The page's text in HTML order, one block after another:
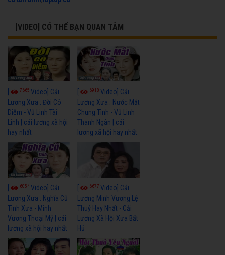
[VIDEO] CÓ THỂ BẠN QUAN TÂM
7665 Video] Cải
Lương Xưa : Đời Cô
Diễm - Vũ Linh Tài
Linh | cải lương xã hội
hay nhất
6918Video] Cải
Lương Xưa : Nước Mắt
Chung Tình - Vũ Linh
Thanh Ngân | cải
lương xã hội hay nhất
6054Video] Cải
Lương Xưa : Nghĩa Cũ
Tình Xưa - Minh
Vương Thoại Mỹ | cải
lương xã hội hay nhất
6677Video] Cải
Lương Minh Vương Lệ
Thuỷ Hay Nhất - Cải
Lương Xã Hội Xưa Bất
Hủ